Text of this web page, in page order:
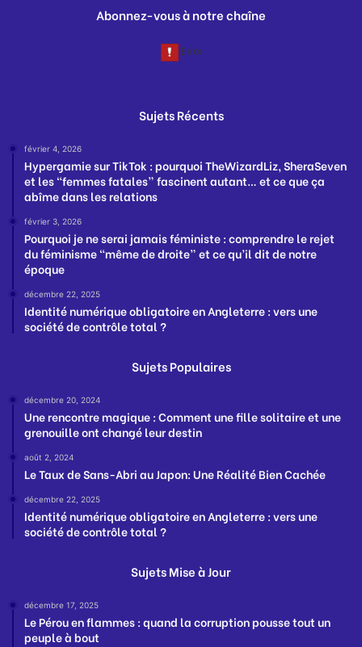
Abonnez-vous à notre chaîne
Sujets Récents
février 4, 2026
Hypergamie sur TikTok : pourquoi TheWizardLiz, SheraSeven
et les “femmes fatales” fascinent autant… et ce que ça
abîme dans les relations
février 3, 2026
Pourquoi je ne serai jamais féministe : comprendre le rejet
du féminisme “même de droite” et ce qu’il dit de notre
époque
décembre 22, 2025
Identité numérique obligatoire en Angleterre : vers une
société de contrôle total ?
Sujets Populaires
décembre 20, 2024
Une rencontre magique : Comment une fille solitaire et une
grenouille ont changé leur destin
août 2, 2024
Le Taux de Sans-Abri au Japon: Une Réalité Bien Cachée
décembre 22, 2025
Identité numérique obligatoire en Angleterre : vers une
société de contrôle total ?
Sujets Mise à Jour
décembre 17, 2025
Le Pérou en flammes : quand la corruption pousse tout un
peuple à bout